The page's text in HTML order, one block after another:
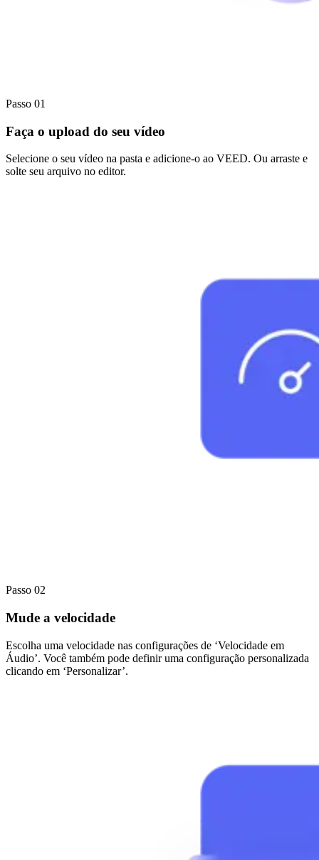
Passo 01
Faça o upload do seu vídeo
Selecione o seu vídeo na pasta e adicione-o ao VEED. Ou arraste e
solte seu arquivo no editor.
Passo 02
Mude a velocidade
Escolha uma velocidade nas configurações de ‘Velocidade em
Áudio’. Você também pode definir uma configuração personalizada
clicando em ‘Personalizar’.